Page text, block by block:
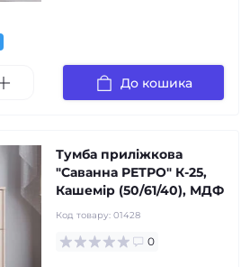
До кошика
Тумба приліжкова
"Саванна РЕТРО" К-25,
Кашемір (50/61/40), МДФ
Код товару: 01428
0